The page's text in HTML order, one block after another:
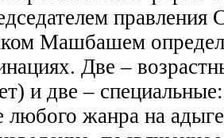
правления
Машбашем
Две –
и две –
любого жанра на